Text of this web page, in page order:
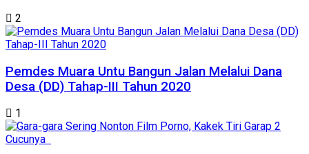
2
Pemdes Muara Untu Bangun Jalan Melalui Dana
Desa (DD) Tahap-III Tahun 2020
1